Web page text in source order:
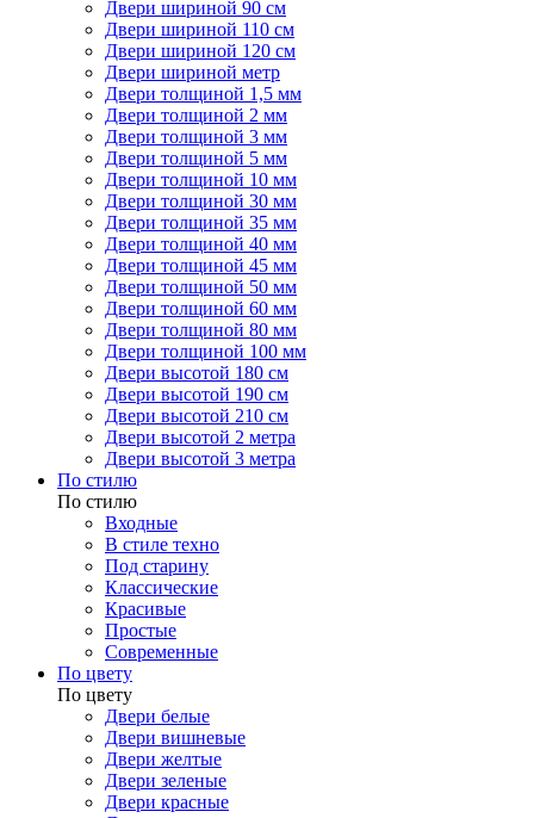
Двери шириной 90 см
Двери шириной 110 см
Двери шириной 120 см
Двери шириной метр
Двери толщиной 1,5 мм
Двери толщиной 2 мм
Двери толщиной 3 мм
Двери толщиной 5 мм
Двери толщиной 10 мм
Двери толщиной 30 мм
Двери толщиной 35 мм
Двери толщиной 40 мм
Двери толщиной 45 мм
Двери толщиной 50 мм
Двери толщиной 60 мм
Двери толщиной 80 мм
Двери толщиной 100 мм
Двери высотой 180 см
Двери высотой 190 см
Двери высотой 210 см
Двери высотой 2 метра
Двери высотой 3 метра
По стилю
По стилю
Входные
В стиле техно
Под старину
Классические
Красивые
Простые
Современные
По цвету
По цвету
Двери белые
Двери вишневые
Двери желтые
Двери зеленые
Двери красные